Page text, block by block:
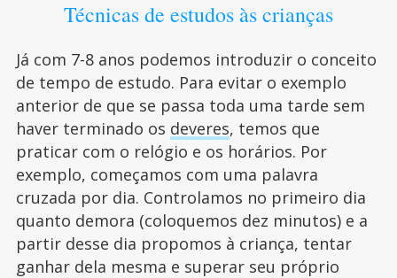
Técnicas de estudos às crianças
Já com 7-8 anos podemos introduzir o conceito
de tempo de estudo. Para evitar o exemplo
anterior de que se passa toda uma tarde sem
haver terminado os deveres, temos que
praticar com o relógio e os horários. Por
exemplo, começamos com uma palavra
cruzada por dia. Controlamos no primeiro dia
quanto demora (coloquemos dez minutos) e a
partir desse dia propomos à criança, tentar
ganhar dela mesma e superar seu próprio